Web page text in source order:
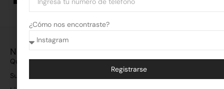
Nosotros
Quiénes somos
Sucursales
¿Cómo nos encontraste?
Registrarse